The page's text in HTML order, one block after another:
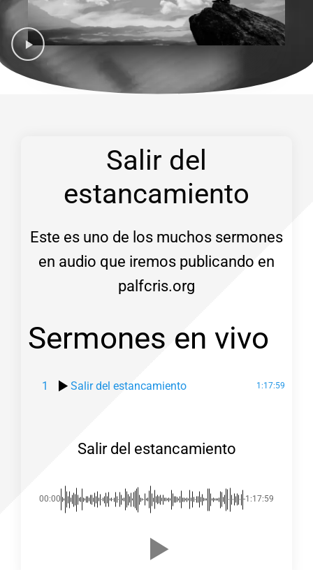
Salir del
estancamiento
Este es uno de los muchos sermones
en audio que iremos publicando en
palfcris.org
Sermones en vivo
1 Salir del estancamiento 1:17:59
Salir del estancamiento
00:00 -1:17:59